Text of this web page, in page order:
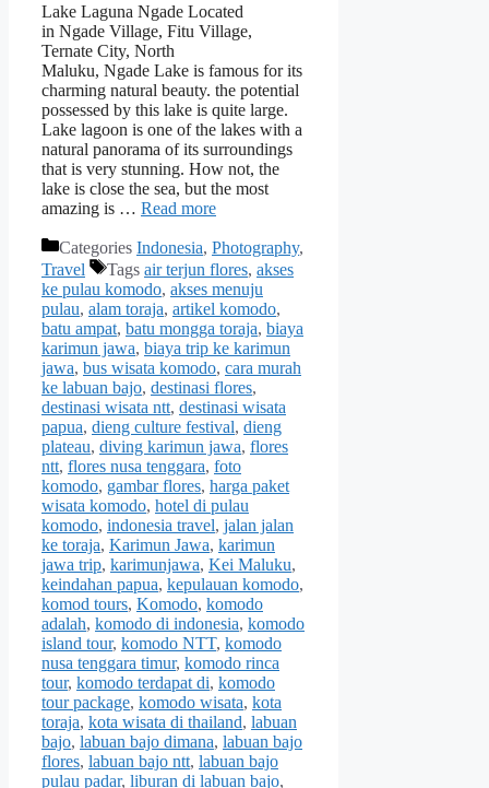
Lake Laguna Ngade Located
in Ngade Village, Fitu Village,
Ternate City, North
Maluku, Ngade Lake is famous for its
charming natural beauty. the potential
possessed by this lake is quite large.
Lake lagoon is one of the lakes with a
natural panorama of its surroundings
that is very stunning. How not, the
lake is close the sea, but the most
amazing is … Read more
Categories Indonesia, Photography,
Travel
Tags air terjun flores, akses
ke pulau komodo, akses menuju
pulau, alam toraja, artikel komodo,
batu ampat, batu mongga toraja, biaya
karimun jawa, biaya trip ke karimun
jawa, bus wisata komodo, cara murah
ke labuan bajo, destinasi flores,
destinasi wisata ntt, destinasi wisata
papua, dieng culture festival, dieng
plateau, diving karimun jawa, flores
ntt, flores nusa tenggara, foto
komodo, gambar flores, harga paket
wisata komodo, hotel di pulau
komodo, indonesia travel, jalan jalan
ke toraja, Karimun Jawa, karimun
jawa trip, karimunjawa, Kei Maluku,
keindahan papua, kepulauan komodo,
komod tours, Komodo, komodo
adalah, komodo di indonesia, komodo
island tour, komodo NTT, komodo
nusa tenggara timur, komodo rinca
tour, komodo terdapat di, komodo
tour package, komodo wisata, kota
toraja, kota wisata di thailand, labuan
bajo, labuan bajo dimana, labuan bajo
flores, labuan bajo ntt, labuan bajo
pulau padar, liburan di labuan bajo,